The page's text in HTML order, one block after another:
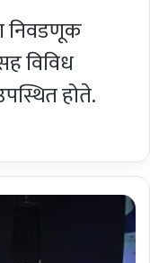
निवडणूक
विविध
होते.